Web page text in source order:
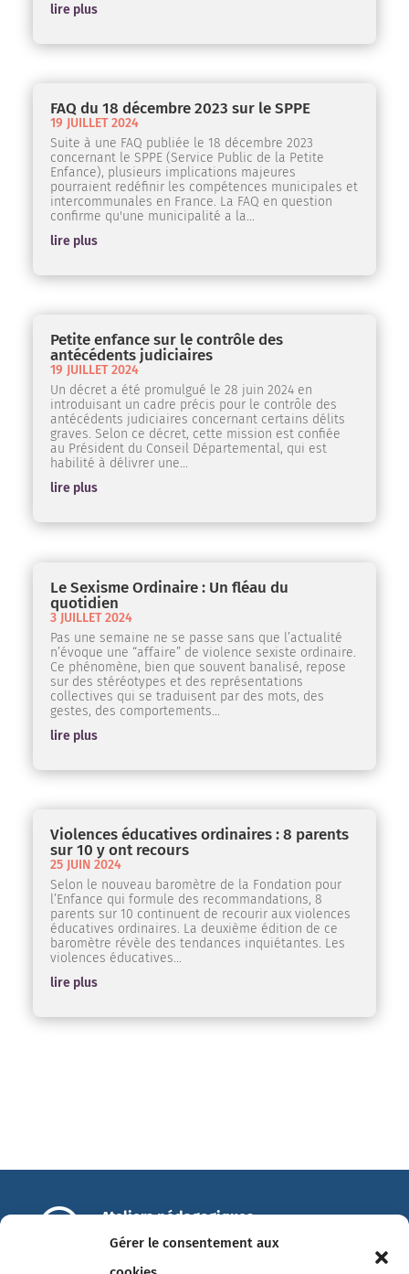
Gérer le consentement aux
lire plus
FAQ du 18 décembre 2023 sur le SPPE
19 JUILLET 2024
Suite à une FAQ publiée le 18 décembre 2023
concernant le SPPE (Service Public de la Petite
Enfance), plusieurs implications majeures
pourraient redéfinir les compétences municipales et
intercommunales en France. La FAQ en question
confirme qu'une municipalité a la...
lire plus
Petite enfance sur le contrôle des
antécédents judiciaires
19 JUILLET 2024
Un décret a été promulgué le 28 juin 2024 en
introduisant un cadre précis pour le contrôle des
antécédents judiciaires concernant certains délits
graves. Selon ce décret, cette mission est confiée
au Président du Conseil Départemental, qui est
habilité à délivrer une...
lire plus
Le Sexisme Ordinaire : Un fléau du
quotidien
3 JUILLET 2024
Pas une semaine ne se passe sans que l’actualité
n’évoque une “affaire” de violence sexiste ordinaire.
Ce phénomène, bien que souvent banalisé, repose
sur des stéréotypes et des représentations
collectives qui se traduisent par des mots, des
gestes, des comportements...
lire plus
Violences éducatives ordinaires : 8 parents
sur 10 y ont recours
25 JUIN 2024
Selon le nouveau baromètre de la Fondation pour
l’Enfance qui formule des recommandations, 8
parents sur 10 continuent de recourir aux violences
éducatives ordinaires. La deuxième édition de ce
baromètre révèle des tendances inquiétantes. Les
violences éducatives...
lire plus
Ateliers pédagogiques
14 Allée François Mitterrand